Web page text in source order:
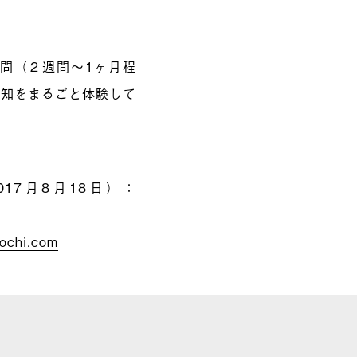
（２週間～1ヶ月程
をまるごと体験して
月8月18日）：